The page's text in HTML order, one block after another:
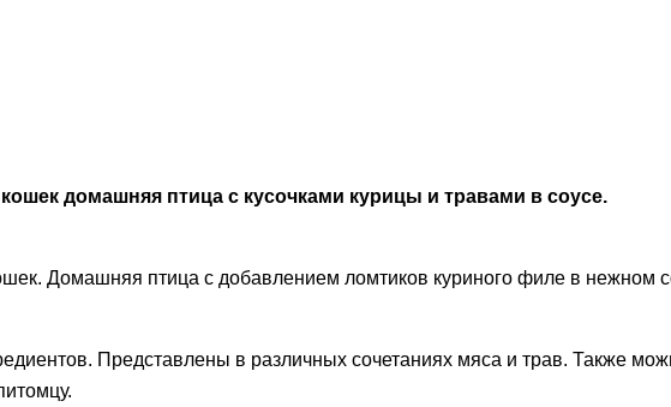
домашняя птица с кусочками курицы и травами в соусе.
Домашняя птица с добавлением ломтиков куриного филе в нежном
Представлены в различных сочетаниях мяса и трав. Также